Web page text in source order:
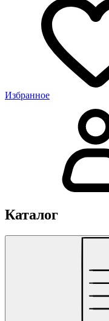
Избранное
Каталог